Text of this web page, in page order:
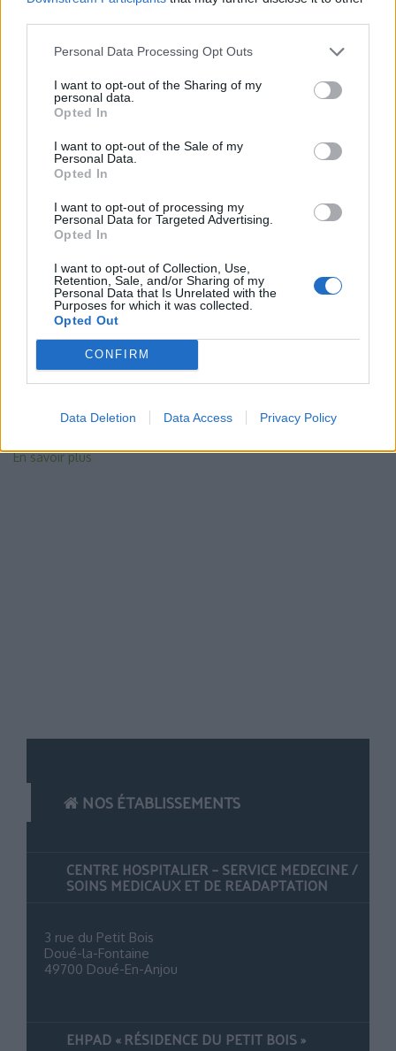
Personal Data Processing Opt Outs
I want to opt-out of the Sharing of my
personal data.
Opted In
I want to opt-out of the Sale of my
Personal Data.
Opted In
I want to opt-out of processing my
Personal Data for Targeted Advertising.
Opted In
I want to opt-out of Collection, Use,
Retention, Sale, and/or Sharing of my
Personal Data that Is Unrelated with the
Purposes for which it was collected.
Opted Out
CONFIRM
Data Deletion Data Access Privacy Policy
REPAS À DOMICILE
Doué-en-Anjou des repas complets réalisés par nos cuisiniers,
validés par une diététicienne et livrés à votre domicile.
En savoir plus
CONSULTATIONS EXTERNES
Le Centre Hospitalier de Doué-en-Anjou dispose d’un pôle de
Un service ouvert à tous, sur rendez-vous.
En savoir plus
NOS ÉTABLISSEMENTS
CENTRE HOSPITALIER – SERVICE MEDECINE /
SOINS MEDICAUX ET DE READAPTATION
3 rue du Petit Bois
Doué-la-Fontaine
49700 Doué-En-Anjou
EHPAD « RÉSIDENCE DU PETIT BOIS »